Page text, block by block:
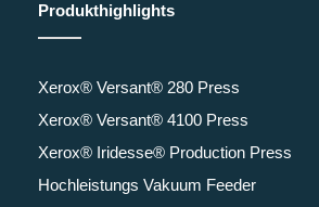
Produkthighlights
Xerox® Versant® 280 Press
Xerox® Versant® 4100 Press
Xerox® Iridesse® Production Press
Hochleistungs Vakuum Feeder